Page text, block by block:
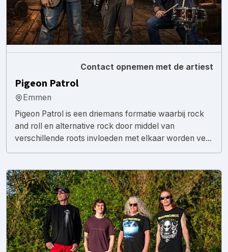
Contact opnemen met de artiest
Pigeon Patrol
Emmen
Pigeon Patrol is een driemans formatie waarbij rock
and roll en alternative rock door middel van
verschillende roots invloeden met elkaar worden ve...